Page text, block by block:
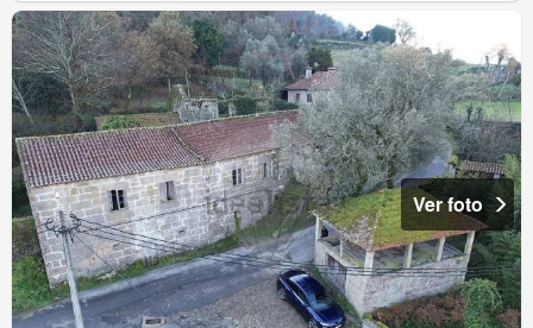
Ver foto